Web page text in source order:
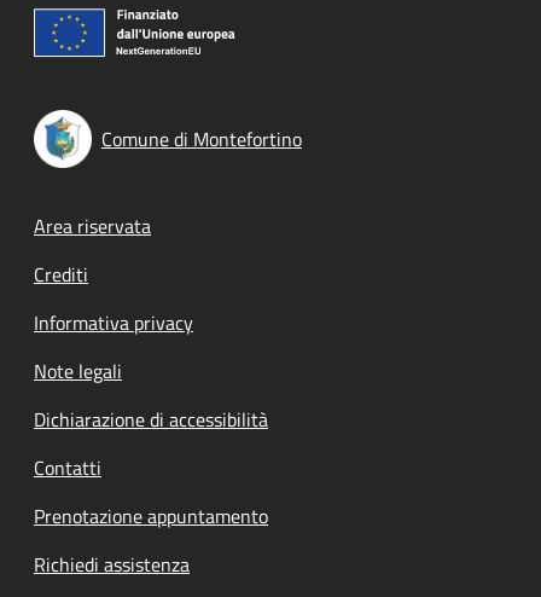
Comune di Montefortino
Footer menu
Area riservata
Crediti
Informativa privacy
Note legali
Dichiarazione di accessibilità
Contatti
Prenotazione appuntamento
Richiedi assistenza